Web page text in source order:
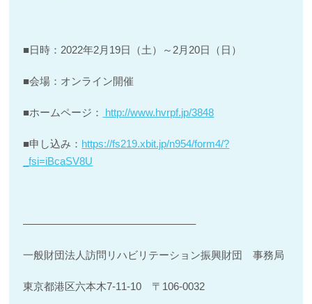
■日時：2022年2月19日（土）～2月20日（日）
■会場：オンライン開催
■ホームページ： http://www.hvrpf.jp/3848
■申し込み： https://fs219.xbit.jp/n954/form4/?
_fsi=iBcaSV8U
————————————————–
一般財団法人訪問リハビリテーション振興財団 事務局
東京都港区六本木7-11-10 〒106-0032